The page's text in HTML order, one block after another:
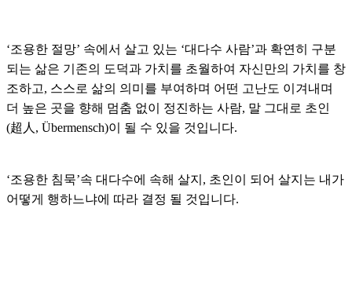
‘조용한 절망’ 속에서 살고 있는 ‘대다수 사람’과 확연히 구분
되는 삶은 기존의 도덕과 가치를 초월하여 자신만의 가치를 창
조하고, 스스로 삶의 의미를 부여하며 어떤 고난도 이겨내며
더 높은 곳을 향해 멈춤 없이 정진하는 사람, 말 그대로 초인
(超人, Übermensch)이 될 수 있을 것입니다.
‘조용한 침묵’속 대다수에 속해 살지, 초인이 되어 살지는 내가
어떻게 행하느냐에 따라 결정 될 것입니다.